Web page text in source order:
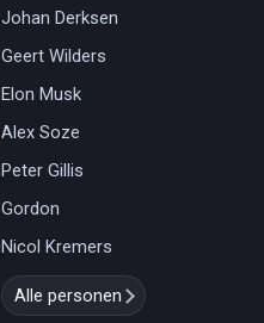
Johan Derksen
Geert Wilders
Elon Musk
Alex Soze
Peter Gillis
Gordon
Nicol Kremers
Alle personen